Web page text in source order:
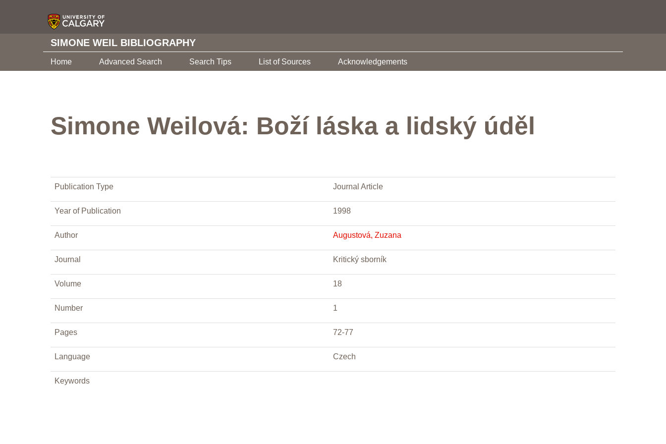
SIMONE WEIL BIBLIOGRAPHY
Home Advanced Search Search Tips List of Sources Acknowledgements
Simone Weilová: Boží láska a lidský úděl
Publication Type Journal Article
Year of Publication 1998
Author Augustová, Zuzana
Journal Kritický sborník
Volume 18
Number 1
Pages 72-77
Language Czech
Keywords